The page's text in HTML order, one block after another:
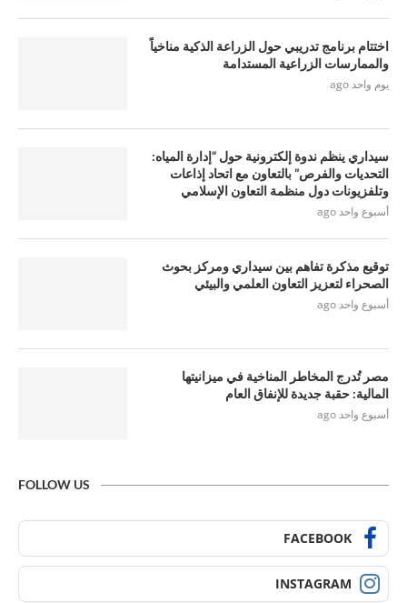
اختتام برنامج تدريبي حول الزراعة الذكية مناخياً
والممارسات الزراعية المستدامة
يوم واحد ago
سيداري ينظم ندوة إلكترونية حول “إدارة المياه:
التحديات والفرص” بالتعاون مع اتحاد إذاعات
وتلفزيونات دول منظمة التعاون الإسلامي
أسبوع واحد ago
توقيع مذكرة تفاهم بين سيداري ومركز بحوث
الصحراء لتعزيز التعاون العلمي والبيئي
أسبوع واحد ago
مصر تُدرج المخاطر المناخية في ميزانيتها
المالية: حقبة جديدة للإنفاق العام
أسبوع واحد ago
FOLLOW US
FACEBOOK
INSTAGRAM